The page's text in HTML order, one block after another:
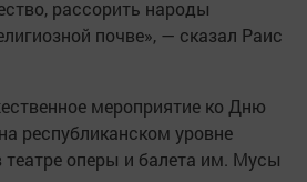
рассорить народы
почве», — сказал Раис
мероприятие ко Дню
республиканском уровне
театре оперы и балета им. Мусы